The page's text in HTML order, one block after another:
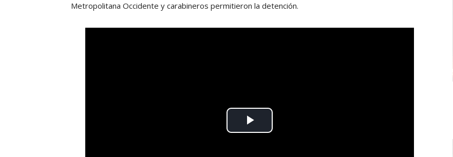
Metropolitana Occidente y carabineros permitieron la detención.